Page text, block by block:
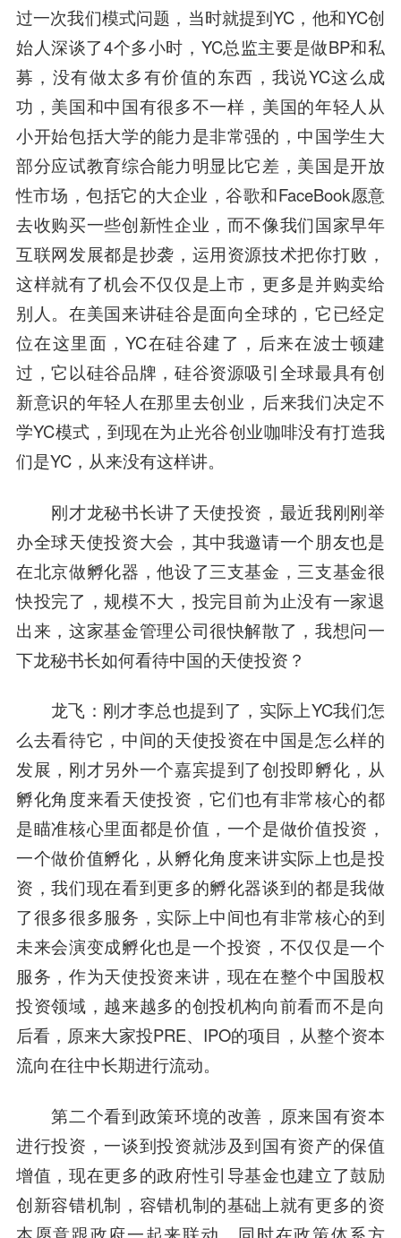
过一次我们模式问题，当时就提到YC，他和YC创
始人深谈了4个多小时，YC总监主要是做BP和私
募，没有做太多有价值的东西，我说YC这么成
功，美国和中国有很多不一样，美国的年轻人从
小开始包括大学的能力是非常强的，中国学生大
部分应试教育综合能力明显比它差，美国是开放
性市场，包括它的大企业，谷歌和FaceBook愿意
去收购买一些创新性企业，而不像我们国家早年
互联网发展都是抄袭，运用资源技术把你打败，
这样就有了机会不仅仅是上市，更多是并购卖给
别人。在美国来讲硅谷是面向全球的，它已经定
位在这里面，YC在硅谷建了，后来在波士顿建
过，它以硅谷品牌，硅谷资源吸引全球最具有创
新意识的年轻人在那里去创业，后来我们决定不
学YC模式，到现在为止光谷创业咖啡没有打造我
们是YC，从来没有这样讲。
刚才龙秘书长讲了天使投资，最近我刚刚举
办全球天使投资大会，其中我邀请一个朋友也是
在北京做孵化器，他设了三支基金，三支基金很
快投完了，规模不大，投完目前为止没有一家退
出来，这家基金管理公司很快解散了，我想问一
下龙秘书长如何看待中国的天使投资？
龙飞 ：刚才李总也提到了，实际上YC我们怎
么去看待它，中间的天使投资在中国是怎么样的
发展，刚才另外一个嘉宾提到了创投即孵化，从
孵化角度来看天使投资，它们也有非常核心的都
是瞄准核心里面都是价值，一个是做价值投资，
一个做价值孵化，从孵化角度来讲实际上也是投
资，我们现在看到更多的孵化器谈到的都是我做
了很多很多服务，实际上中间也有非常核心的到
未来会演变成孵化也是一个投资，不仅仅是一个
服务，作为天使投资来讲，现在在整个中国股权
投资领域，越来越多的创投机构向前看而不是向
后看，原来大家投PRE、IPO的项目，从整个资本
流向在往中长期进行流动。
第二个看到政策环境的改善，原来国有资本
进行投资，一谈到投资就涉及到国有资产的保值
增值，现在更多的政府性引导基金也建立了鼓励
创新容错机制，容错机制的基础上就有更多的资